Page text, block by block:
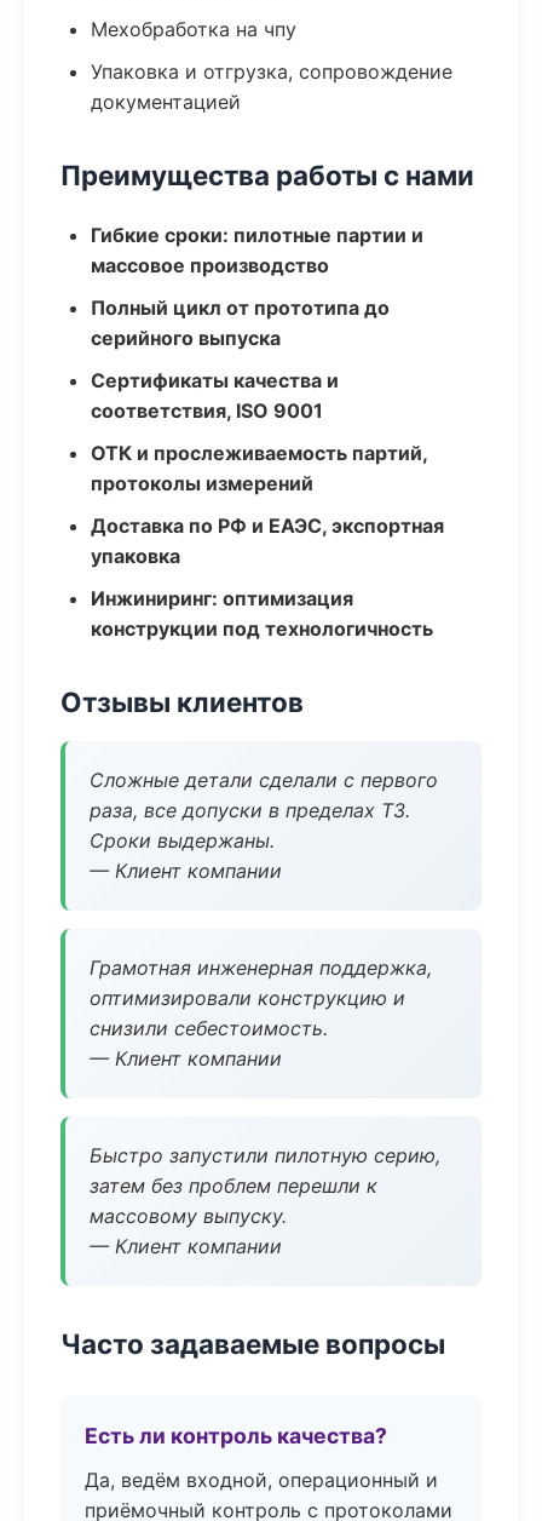
Мехобработка на чпу
Упаковка и отгрузка, сопровождение
документацией
Преимущества работы с нами
Гибкие сроки: пилотные партии и
массовое производство
Полный цикл от прототипа до
серийного выпуска
Сертификаты качества и
соответствия, ISO 9001
ОТК и прослеживаемость партий,
протоколы измерений
Доставка по РФ и ЕАЭС, экспортная
упаковка
Инжиниринг: оптимизация
конструкции под технологичность
Отзывы клиентов
Сложные детали сделали с первого
раза, все допуски в пределах ТЗ.
Сроки выдержаны.
— Клиент компании
Грамотная инженерная поддержка,
оптимизировали конструкцию и
снизили себестоимость.
— Клиент компании
Быстро запустили пилотную серию,
затем без проблем перешли к
массовому выпуску.
— Клиент компании
Часто задаваемые вопросы
Есть ли контроль качества?
Да, ведём входной, операционный и
приёмочный контроль с протоколами